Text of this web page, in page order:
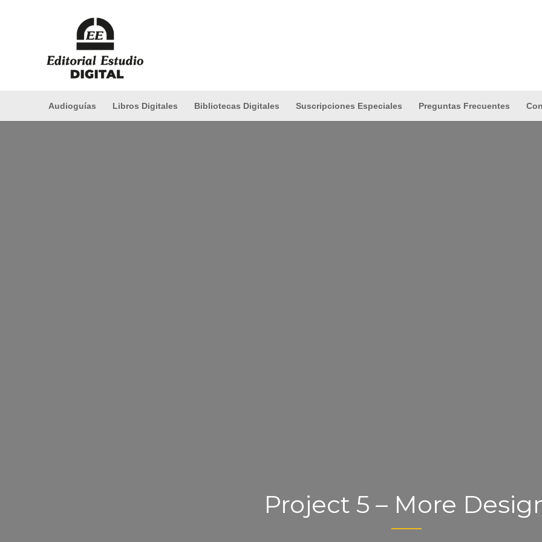
Audioguías Libros Digitales Bibliotecas Digitales Suscripciones Especiales Preguntas Frecuentes
Project 5 – More